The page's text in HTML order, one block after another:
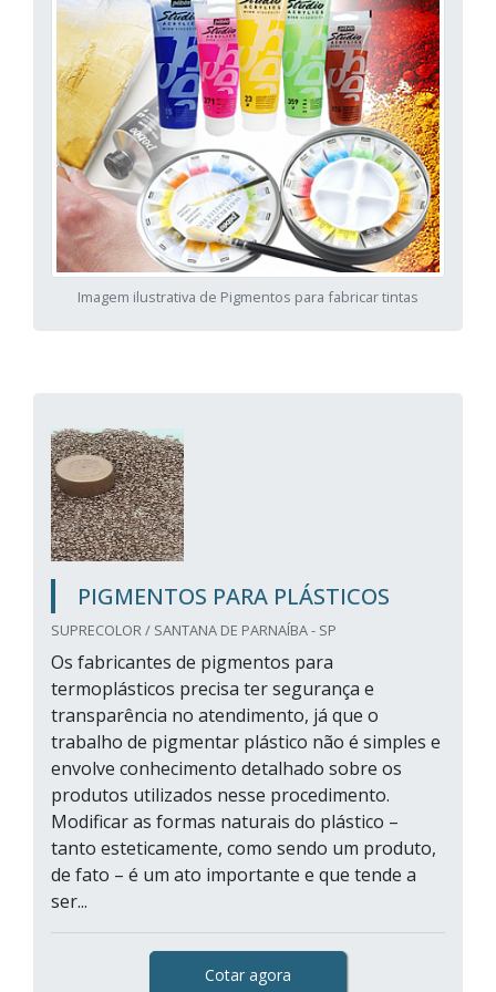
Imagem ilustrativa de Pigmentos para fabricar tintas
PIGMENTOS PARA PLÁSTICOS
SUPRECOLOR / SANTANA DE PARNAÍBA - SP
Os fabricantes de pigmentos para
termoplásticos precisa ter segurança e
transparência no atendimento, já que o
trabalho de pigmentar plástico não é simples e
envolve conhecimento detalhado sobre os
produtos utilizados nesse procedimento.
Modificar as formas naturais do plástico –
tanto esteticamente, como sendo um produto,
de fato – é um ato importante e que tende a
ser...
Cotar agora